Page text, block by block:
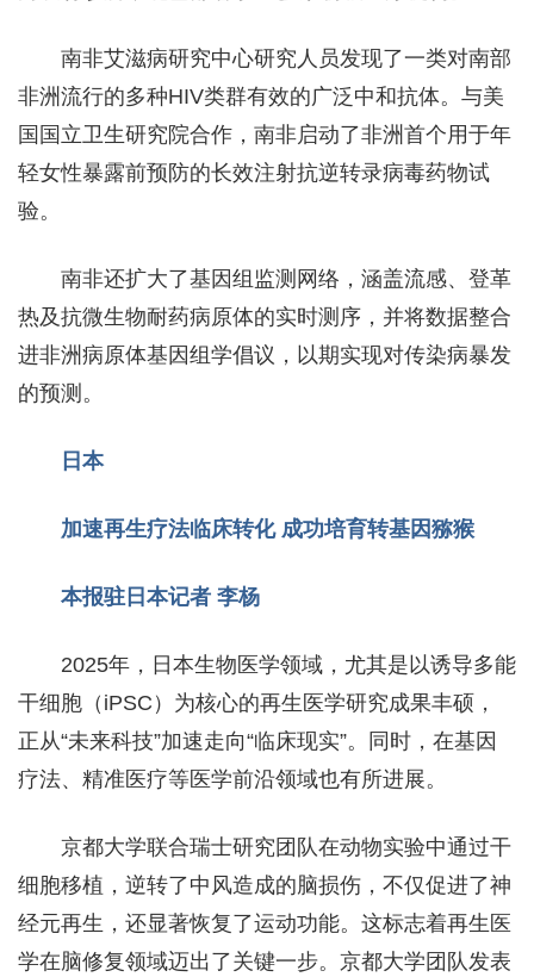
南非艾滋病研究中心研究人员发现了一类对南部
非洲流行的多种HIV类群有效的广泛中和抗体。与美
国国立卫生研究院合作，南非启动了非洲首个用于年
轻女性暴露前预防的长效注射抗逆转录病毒药物试
验。
南非还扩大了基因组监测网络，涵盖流感、登革
热及抗微生物耐药病原体的实时测序，并将数据整合
进非洲病原体基因组学倡议，以期实现对传染病暴发
的预测。
日本
加速再生疗法临床转化 成功培育转基因猕猴
本报驻日本记者 李杨
2025年，日本生物医学领域，尤其是以诱导多能
干细胞（iPSC） 为核心的再生医学研究成果丰硕，
正从“未来科技”加速走向“临床现实”。同时，在基因
疗法、精准医疗等医学前沿领域也有所进展。
京都大学联合瑞士研究团队在动物实验中通过干
细胞移植，逆转了中风造成的脑损伤，不仅促进了神
经元再生，还显著恢复了运动功能。这标志着再生医
学在脑修复领域迈出了关键一步。京都大学团队发表